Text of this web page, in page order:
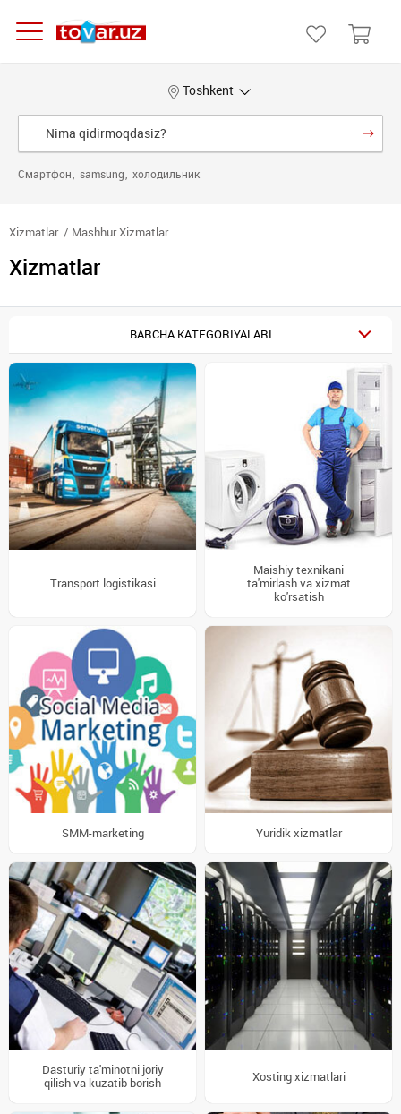
Toshkent
Смартфон samsung холодильник
Xizmatlar Mashhur Xizmatlar
Xizmatlar
BARCHA KATEGORIYALARI
Transport logistikasi
Maishiy texnikani
ta'mirlash va xizmat
ko'rsatish
SMM-marketing Yuridik xizmatlar
Dasturiy ta'minotni joriy
qilish va kuzatib borish
Xosting xizmatlari